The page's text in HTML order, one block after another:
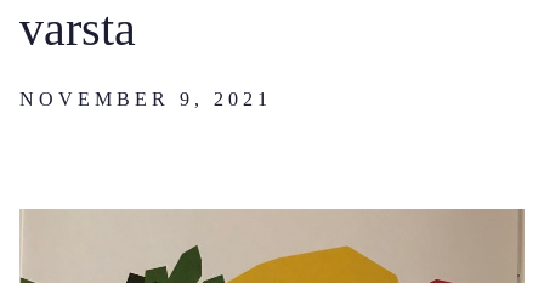
varsta
NOVEMBER 9, 2021